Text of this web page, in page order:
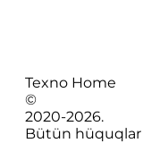
Texno Home
©
2020-2026.
Bütün